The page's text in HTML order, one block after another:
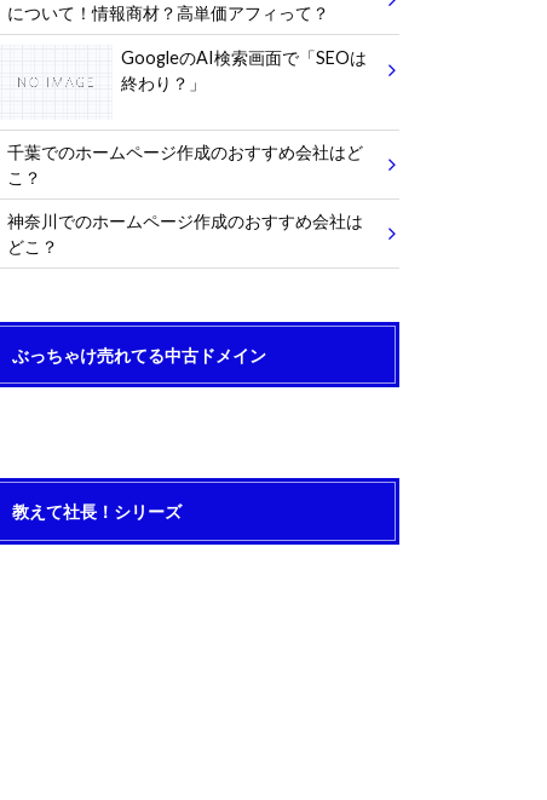
について！情報商材？高単価アフィって？
GoogleのAI検索画面で「SEOは
終わり？」
千葉でのホームページ作成のおすすめ会社はど
こ？
神奈川でのホームページ作成のおすすめ会社は
どこ？
ぶっちゃけ売れてる中古ドメイン
教えて社長！シリーズ